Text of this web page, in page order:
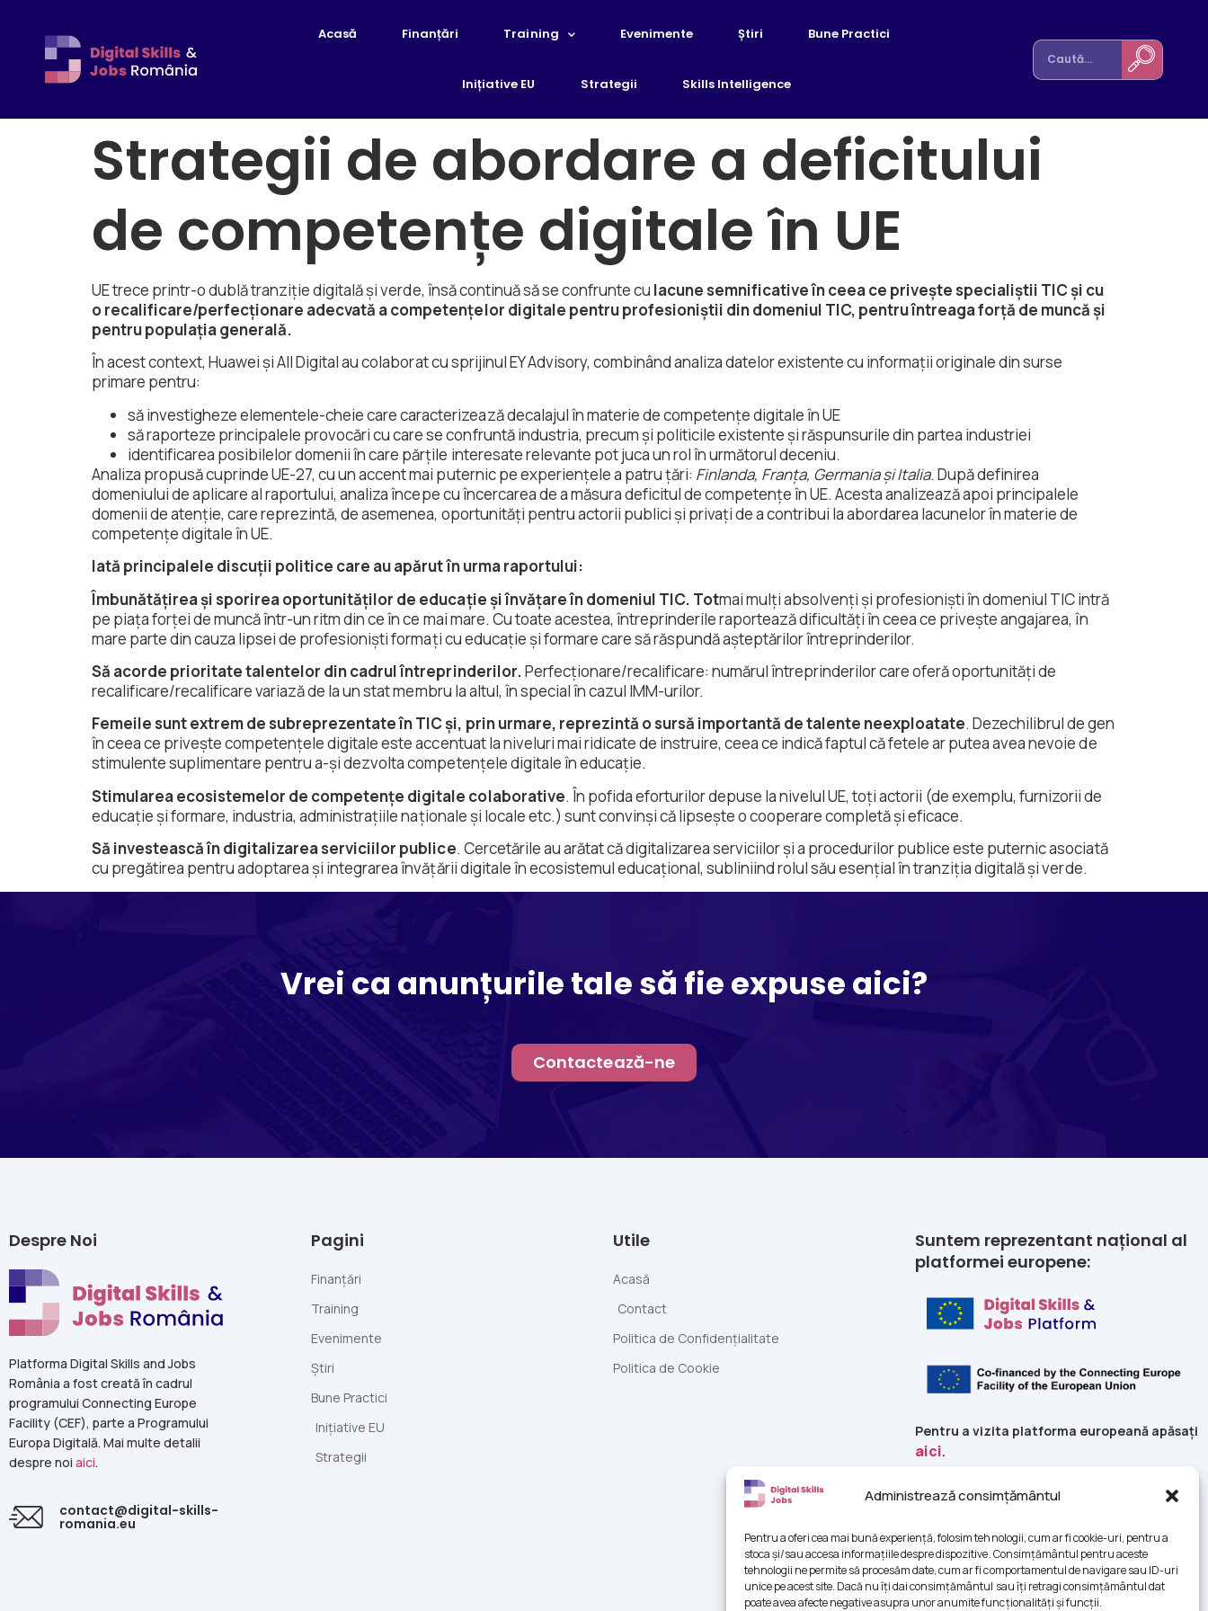
Administrează consimțământul
Pentru a oferi cea mai bună experiență, folosim tehnologii, cum ar fi cookie-uri, pentru a
stoca și/sau accesa informațiile despre dispozitive. Consimțământul pentru aceste
tehnologii ne permite să procesăm date, cum ar fi comportamentul de navigare sau ID-uri
unice pe acest site. Dacă nu îți dai consimțământul sau îți retragi consimțământul dat
poate avea afecte negative asupra unor anumite funcționalități și funcții.
Acasă Finanțări Training Evenimente Știri Bune Practici
Inițiative EU Strategii Skills Intelligence
Strategii de abordare a deficitului
de competențe digitale în UE
UE trece printr-o dublă tranziție digitală și verde, însă continuă să se confrunte cu lacune semnificative în ceea ce privește specialiștii TIC și cu
o recalificare/perfecționare adecvată a competențelor digitale pentru profesioniștii din domeniul TIC, pentru întreaga forță de muncă și
pentru populația generală.
În acest context, Huawei și All Digital au colaborat cu sprijinul EY Advisory, combinând analiza datelor existente cu informații originale din surse
primare pentru:
să investigheze elementele-cheie care caracterizează decalajul în materie de competențe digitale în UE
să raporteze principalele provocări cu care se confruntă industria, precum și politicile existente și răspunsurile din partea industriei
identificarea posibilelor domenii în care părțile interesate relevante pot juca un rol în următorul deceniu.
Analiza propusă cuprinde UE-27, cu un accent mai puternic pe experiențele a patru țări: Finlanda, Franța, Germania și Italia. După definirea
domeniului de aplicare al raportului, analiza începe cu încercarea de a măsura deficitul de competențe în UE. Acesta analizează apoi principalele
domenii de atenție, care reprezintă, de asemenea, oportunități pentru actorii publici și privați de a contribui la abordarea lacunelor în materie de
competențe digitale în UE.
Iată principalele discuții politice care au apărut în urma raportului:
Îmbunătățirea și sporirea oportunităților de educație și învățare în domeniul TIC. Totmai mulți absolvenți și profesioniști în domeniul TIC intră
pe piața forței de muncă într-un ritm din ce în ce mai mare. Cu toate acestea, întreprinderile raportează dificultăți în ceea ce privește angajarea, în
mare parte din cauza lipsei de profesioniști formați cu educație și formare care să răspundă așteptărilor întreprinderilor.
Să acorde prioritate talentelor din cadrul întreprinderilor.Perfecționare/recalificare: numărul întreprinderilor care oferă oportunități de
recalificare/recalificare variază de la un stat membru la altul, în special în cazul IMM-urilor.
Femeile sunt extrem de subreprezentate în TIC și, prin urmare, reprezintă o sursă importantă de talente neexploatate. Dezechilibrul de gen
în ceea ce privește competențele digitale este accentuat la niveluri mai ridicate de instruire, ceea ce indică faptul că fetele ar putea avea nevoie de
stimulente suplimentare pentru a-și dezvolta competențele digitale în educație.
Stimularea ecosistemelor de competențe digitale colaborative. În pofida eforturilor depuse la nivelul UE, toți actorii (de exemplu, furnizorii de
educație și formare, industria, administrațiile naționale și locale etc.) sunt convinși că lipsește o cooperare completă și eficace.
Să investească în digitalizarea serviciilor publice. Cercetările au arătat că digitalizarea serviciilor și a procedurilor publice este puternic asociată
cu pregătirea pentru adoptarea și integrarea învățării digitale în ecosistemul educațional, subliniind rolul său esențial în tranziția digitală și verde.
Vrei ca anunțurile tale să fie expuse aici?
Contactează-ne
Despre Noi
Platforma Digital Skills and Jobs
România a fost creată în cadrul
programului Connecting Europe
Facility (CEF), parte a Programului
Europa Digitală. Mai multe detalii
despre noiaici.
contact@digital-skills-
romania.eu
Pagini
Finanțări
Training
Evenimente
Știri
Bune Practici
Inițiative EU
Strategii
Utile
Acasă
Contact
Politica de Confidențialitate
Politica de Cookie
Suntem reprezentant național al
platformei europene:
Pentru a vizita platforma europeană apăsați
aici.
este implementată de către
Universitatea
proiectului cu nr.
INEA/CEF/ICT/A2020/2377485.